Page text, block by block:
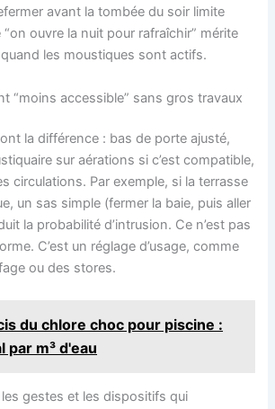
avant la tombée du soir limite
“on ouvre la nuit pour rafraîchir” mérite
les moustiques sont actifs.
“moins accessible” sans gros travaux
la différence : bas de porte ajusté,
sur aérations si c’est compatible,
circulations. Par exemple, si la terrasse
un sas simple (fermer la baie, puis aller
la probabilité d’intrusion. Ce n’est pas
C’est un réglage d’usage, comme
ou des stores.
du chlore choc pour piscine :
par m³ d'eau
gestes et les dispositifs qui